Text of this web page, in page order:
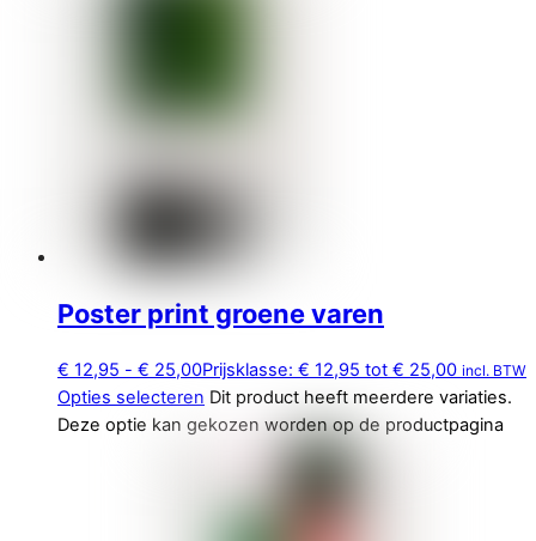
Poster print groene varen
€ 12,95 - € 25,00Prijsklasse: € 12,95 tot € 25,00 incl. BTW
Opties selecteren Dit product heeft meerdere variaties.
Deze optie kan gekozen worden op de productpagina